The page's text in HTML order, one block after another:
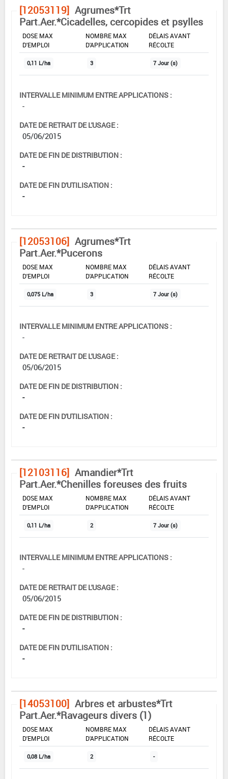
[12053119] Agrumes*Trt
Part.Aer.*Cicadelles, cercopides et psylles
DOSE MAX
D'EMPLOI
NOMBRE MAX
D'APPLICATION
DÉLAIS AVANT
RÉCOLTE
0,11 L/ha 3 7 Jour (s)
INTERVALLE MINIMUM ENTRE APPLICATIONS :
-
DATE DE RETRAIT DE L'USAGE :
05/06/2015
DATE DE FIN DE DISTRIBUTION :
-
DATE DE FIN D'UTILISATION :
-
[12053106] Agrumes*Trt
Part.Aer.*Pucerons
DOSE MAX
D'EMPLOI
NOMBRE MAX
D'APPLICATION
DÉLAIS AVANT
RÉCOLTE
0,075 L/ha 3 7 Jour (s)
INTERVALLE MINIMUM ENTRE APPLICATIONS :
-
DATE DE RETRAIT DE L'USAGE :
05/06/2015
DATE DE FIN DE DISTRIBUTION :
-
DATE DE FIN D'UTILISATION :
-
[12103116] Amandier*Trt
Part.Aer.*Chenilles foreuses des fruits
DOSE MAX
D'EMPLOI
NOMBRE MAX
D'APPLICATION
DÉLAIS AVANT
RÉCOLTE
0,11 L/ha 2 7 Jour (s)
INTERVALLE MINIMUM ENTRE APPLICATIONS :
-
DATE DE RETRAIT DE L'USAGE :
05/06/2015
DATE DE FIN DE DISTRIBUTION :
-
DATE DE FIN D'UTILISATION :
-
[14053100] Arbres et arbustes*Trt
Part.Aer.*Ravageurs divers (1)
DOSE MAX
D'EMPLOI
NOMBRE MAX
D'APPLICATION
DÉLAIS AVANT
RÉCOLTE
0,08 L/ha 2 -